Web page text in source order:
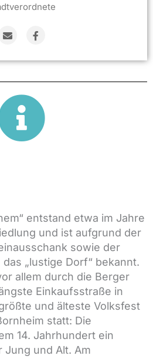
entstand etwa im Jahre
und ist aufgrund der
sowie der
„lustige Dorf“ bekannt.
allem durch die Berger
Einkaufsstraße in
und älteste Volksfest
statt: Die
14. Jahrhundert ein
und Alt. Am